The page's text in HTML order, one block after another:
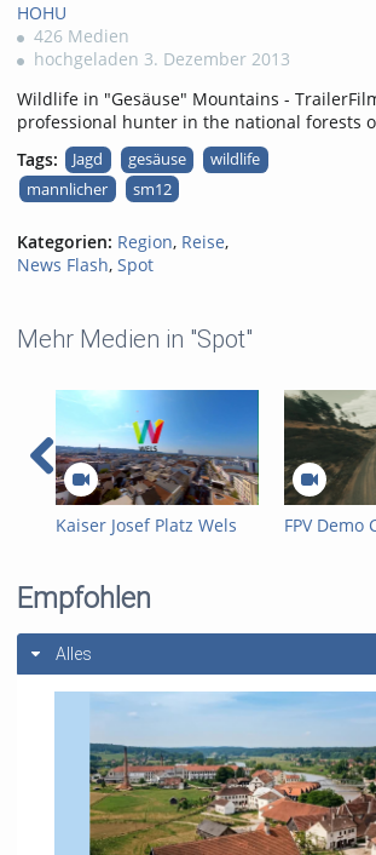
HOHU
426 Medien
hochgeladen 3. Dezember 2013
Wildlife in "Gesäuse" Mountains -
professional hunter in the national forests
Tags:
Jagd gesäuse
wildlife
mannlicher
sm12
Kategorien: Region, Reise,
News Flash, Spot
Mehr Medien in "Spot"
Kaiser Josef Platz Wels
FPV Demo
Empfohlen
Alles